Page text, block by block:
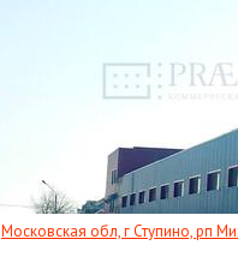
Московская обл, г Ступино, рп